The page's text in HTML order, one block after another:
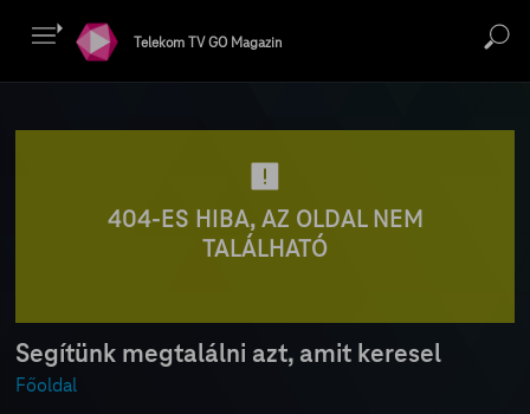
Telekom TV GO Magazin
404-ES HIBA, AZ OLDAL NEM
TALÁLHATÓ
Segítünk megtalálni azt, amit keresel
Főoldal